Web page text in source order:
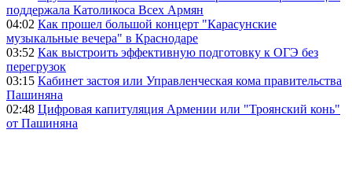
поддержала Католикоса Всех Армян
04:02 Как прошел большой концерт "Карасунские
музыкальные вечера" в Краснодаре
03:52 Как выстроить эффективную подготовку к ОГЭ без
перегрузок
03:15 Кабинет застоя или Управленческая кома правительства
Пашиняна
02:48 Цифровая капитуляция Армении или "Троянский конь"
от Пашиняна